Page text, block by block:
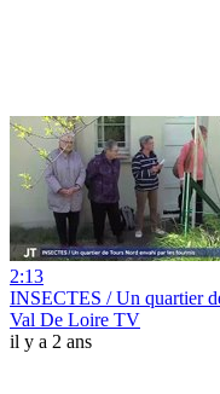
2:13
INSECTES / Un quartier
Val De Loire TV
il y a 2 ans